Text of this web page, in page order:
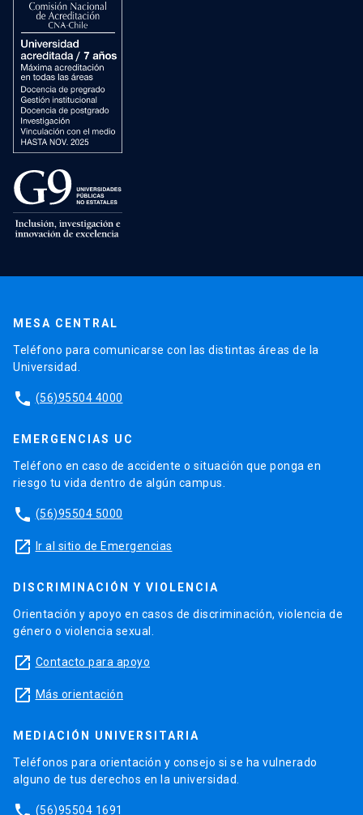
MESA CENTRAL
Teléfono para comunicarse con las distintas áreas de la
Universidad.
phone (56)95504 4000
EMERGENCIAS UC
Teléfono en caso de accidente o situación que ponga en
riesgo tu vida dentro de algún campus.
phone (56)95504 5000
launch Ir al sitio de Emergencias
DISCRIMINACIÓN Y VIOLENCIA
Orientación y apoyo en casos de discriminación, violencia de
género o violencia sexual.
launch Contacto para apoyo
launch Más orientación
MEDIACIÓN UNIVERSITARIA
Teléfonos para orientación y consejo si se ha vulnerado
alguno de tus derechos en la universidad.
(56)95504 1691